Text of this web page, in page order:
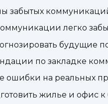
забытых
легко
будущие
по закладке
ошибки на реальных
жилье и офис